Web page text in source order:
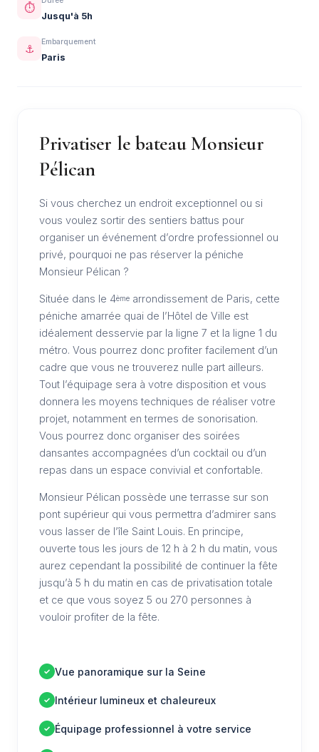
⏱️
Jusqu'à 5h
⚓ Embarquement
Paris
Privatiser le bateau Monsieur
Pélican
Si vous cherchez un endroit exceptionnel ou si
vous voulez sortir des sentiers battus pour
organiser un événement d’ordre professionnel ou
privé, pourquoi ne pas réserver la péniche
Monsieur Pélican ?
Située dans le 4ème arrondissement de Paris, cette
péniche amarrée quai de l’Hôtel de Ville est
idéalement desservie par la ligne 7 et la ligne 1 du
métro. Vous pourrez donc profiter facilement d’un
cadre que vous ne trouverez nulle part ailleurs.
Tout l’équipage sera à votre disposition et vous
donnera les moyens techniques de réaliser votre
projet, notamment en termes de sonorisation.
Vous pourrez donc organiser des soirées
dansantes accompagnées d’un cocktail ou d’un
repas dans un espace convivial et confortable.
Monsieur Pélican possède une terrasse sur son
pont supérieur qui vous permettra d’admirer sans
vous lasser de l’île Saint Louis. En principe,
ouverte tous les jours de 12 h à 2 h du matin, vous
aurez cependant la possibilité de continuer la fête
jusqu’à 5 h du matin en cas de privatisation totale
et ce que vous soyez 5 ou 270 personnes à
vouloir profiter de la fête.
Vue panoramique sur la Seine
Intérieur lumineux et chaleureux
Équipage professionnel à votre service